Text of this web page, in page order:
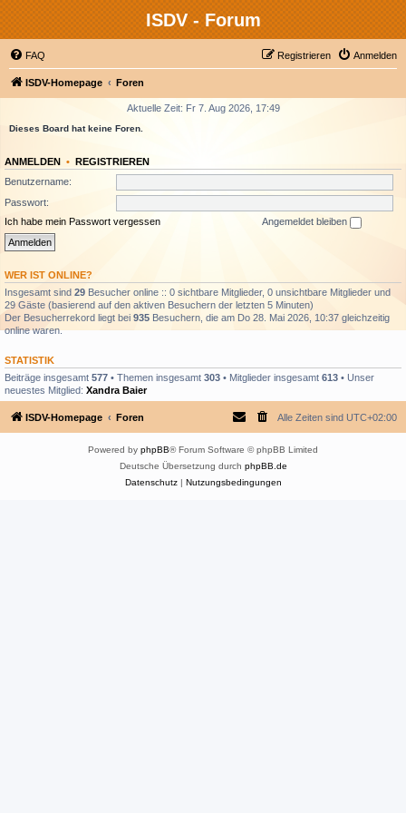
ISDV - Forum
FAQ Anmelden
Registrieren
ISDV-Homepage Foren
Aktuelle Zeit: Fr 7. Aug 2026, 17:49
Dieses Board hat keine Foren.
ANMELDEN • REGISTRIEREN
Benutzername:
Passwort:
Ich habe mein Passwort vergessen
Angemeldet bleiben
WER IST ONLINE?
Insgesamt sind 29 Besucher online :: 0 sichtbare Mitglieder, 0 unsichtbare Mitglieder und
29 Gäste (basierend auf den aktiven Besuchern der letzten 5 Minuten)
Der Besucherrekord liegt bei 935 Besuchern, die am Do 28. Mai 2026, 10:37 gleichzeitig
online waren.
STATISTIK
Beiträge insgesamt 577 • Themen insgesamt 303 • Mitglieder insgesamt 613 • Unser
neuestes Mitglied: Xandra Baier
ISDV-Homepage Foren Alle Zeiten sind UTC+02:00
Powered by phpBB® Forum Software © phpBB Limited
Deutsche Übersetzung durch phpBB.de
Datenschutz| Nutzungsbedingungen